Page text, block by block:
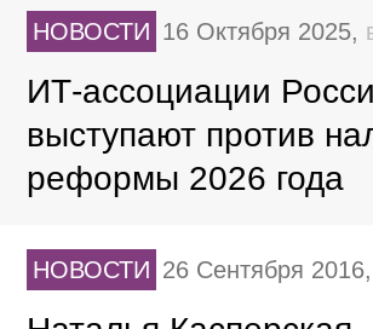
НОВОСТИ 16 Октября 2025,
ИТ-ассоциации
выступают против
реформы 2026 года
НОВОСТИ 26 Сентября 2016,